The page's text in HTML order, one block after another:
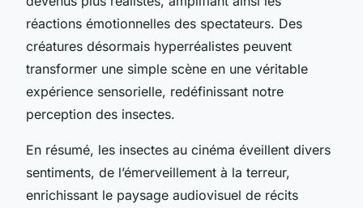
réactions émotionnelles des spectateurs. Des
créatures désormais hyperréalistes peuvent
transformer une simple scène en une véritable
expérience sensorielle, redéfinissant notre
perception des insectes.
En résumé, les insectes au cinéma éveillent divers
sentiments, de l’émerveillement à la terreur,
enrichissant le paysage audiovisuel de récits